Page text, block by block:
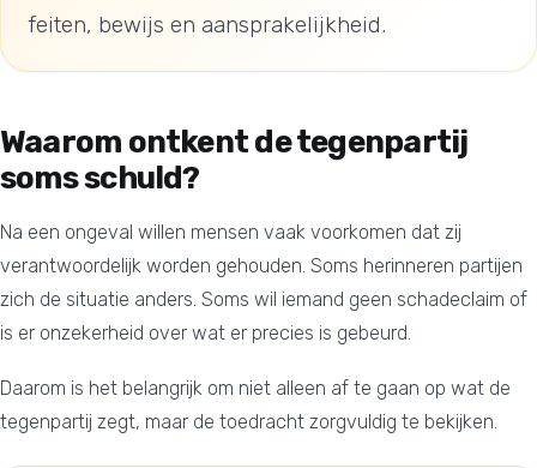
feiten, bewijs en aansprakelijkheid.
Waarom ontkent de tegenpartij
soms schuld?
Na een ongeval willen mensen vaak voorkomen dat zij
verantwoordelijk worden gehouden. Soms herinneren partijen
zich de situatie anders. Soms wil iemand geen schadeclaim of
is er onzekerheid over wat er precies is gebeurd.
Daarom is het belangrijk om niet alleen af te gaan op wat de
tegenpartij zegt, maar de toedracht zorgvuldig te bekijken.